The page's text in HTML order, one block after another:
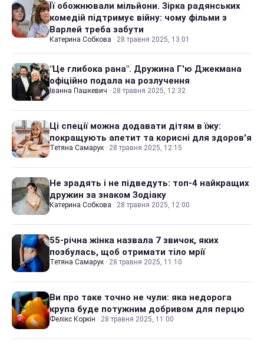
Її обожнювали мільйони. Зірка радянських
комедій підтримує війну: чому фільми з
Варлей треба забути
Катерина Собкова · 28 травня 2025, 13:01
"Це глибока рана". Дружина Г'ю Джекмана
офіційно подала на розлучення
Іванна Пашкевич · 28 травня 2025, 12:32
Ці спеції можна додавати дітям в їжу:
покращують апетит та корисні для здоров'я
Тетяна Самарук · 28 травня 2025, 12:15
Не зрадять і не підведуть: топ-4 найкращих
дружин за знаком Зодіаку
Катерина Собкова · 28 травня 2025, 12:00
55-річна жінка назвала 7 звичок, яких
позбулась, щоб отримати тіло мрії
Тетяна Самарук · 28 травня 2025, 11:10
Ви про таке точно не чули: яка недорога
крупа буде потужним добривом для перцю
Фелікс Коркін · 28 травня 2025, 11:00